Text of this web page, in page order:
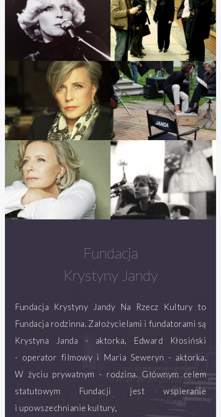
Fundacja
Krystyny Jandy
Fundacja Krystyny Jandy Na Rzecz Kultury to
Fundacja rodzinna. Założycielami i fundatorami są
Krystyna Janda - aktorka, Edward Kłosiński
- operator filmowy i Maria Seweryn - aktorka.
W życiu prywatnym - rodzina. Głównym celem
statutowym Fundacji jest wspieranie
i upowszechnianie kultury,